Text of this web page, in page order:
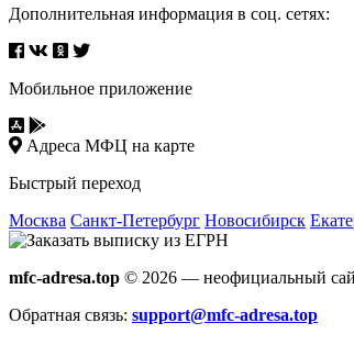
Дополнительная информация в соц. сетях:
Мобильное приложение
Адреса МФЦ на карте
Быстрый переход
Москва Санкт-Петербург Новосибирск
mfc-adresa.top © 2026 — неофициальный
Обратная связь: support@mfc-adresa.top